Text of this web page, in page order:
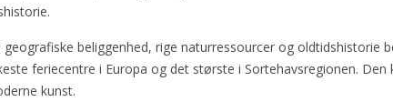
geografiske beliggenhed, rige naturressourcer og
feriecentre i Europa og det største i Sortehavsregionen.
kunst.